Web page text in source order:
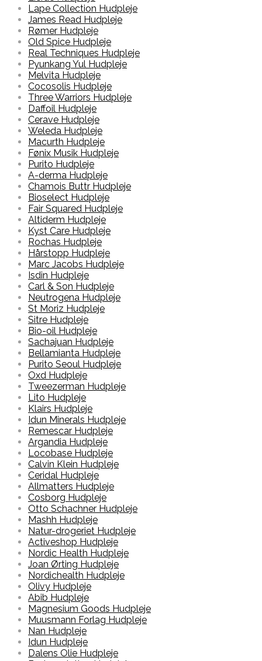
Lape Collection Hudpleje
James Read Hudpleje
Rømer Hudpleje
Old Spice Hudpleje
Real Techniques Hudpleje
Pyunkang Yul Hudpleje
Melvita Hudpleje
Cocosolis Hudpleje
Three Warriors Hudpleje
Daffoil Hudpleje
Cerave Hudpleje
Weleda Hudpleje
Macurth Hudpleje
Fønix Musik Hudpleje
Purito Hudpleje
A-derma Hudpleje
Chamois Buttr Hudpleje
Bioselect Hudpleje
Fair Squared Hudpleje
Altiderm Hudpleje
Kyst Care Hudpleje
Rochas Hudpleje
Hårstopp Hudpleje
Marc Jacobs Hudpleje
Isdin Hudpleje
Carl & Son Hudpleje
Neutrogena Hudpleje
St Moriz Hudpleje
Sitre Hudpleje
Bio-oil Hudpleje
Sachajuan Hudpleje
Bellamianta Hudpleje
Purito Seoul Hudpleje
Oxd Hudpleje
Tweezerman Hudpleje
Lito Hudpleje
Klairs Hudpleje
Idun Minerals Hudpleje
Remescar Hudpleje
Argandia Hudpleje
Locobase Hudpleje
Calvin Klein Hudpleje
Ceridal Hudpleje
Allmatters Hudpleje
Cosborg Hudpleje
Otto Schachner Hudpleje
Mashh Hudpleje
Natur-drogeriet Hudpleje
Activeshop Hudpleje
Nordic Health Hudpleje
Joan Ørting Hudpleje
Nordichealth Hudpleje
Olivy Hudpleje
Abib Hudpleje
Magnesium Goods Hudpleje
Muusmann Forlag Hudpleje
Nan Hudpleje
Idun Hudpleje
Dalens Olie Hudpleje